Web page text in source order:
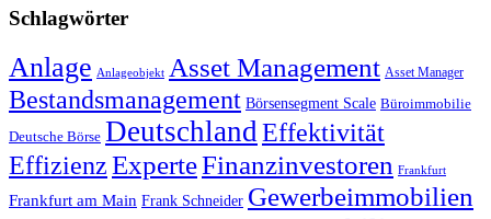
Schlagwörter
Anlage Anlageobjekt Asset Management Asset Manager
Bestandsmanagement Börsensegment Scale Büroimmobilie
Deutsche Börse Deutschland Effektivität
EffizienzExperteFinanzinvestoren Frankfurt
Frankfurt am Main Frank Schneider Gewerbeimmobilien